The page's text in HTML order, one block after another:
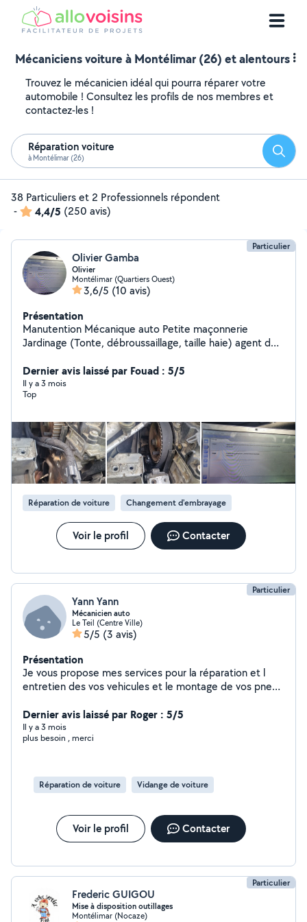
Mécaniciens voiture à Montélimar (26) et alentours
Trouvez le mécanicien idéal qui pourra réparer votre
automobile ! Consultez les profils de nos membres et
contactez-les !
Réparation voiture
à Montélimar (26)
38 Particuliers et 2 Professionnels répondent
-
4,4/5 (250 avis)
Particulier
Olivier Gamba
Olivier
Montélimar (Quartiers Ouest)
3,6/5 (10 avis)
Présentation
Manutention Mécanique auto Petite maçonnerie
Jardinage (Tonte, débroussaillage, taille haie) agent de
Dernier avis laissé par Fouad : 5/5
Il y a 3 mois
Top
Réparation de voiture Changement d'embrayage
Voir le profil Contacter
Particulier
Yann Yann
Mécanicien auto
Le Teil (Centre Ville)
5/5 (3 avis)
Présentation
Je vous propose mes services pour la réparation et l
entretien des vos vehicules et le montage de vos pneus
Dernier avis laissé par Roger : 5/5
Il y a 3 mois
plus besoin , merci
Réparation de voiture Vidange de voiture
Voir le profil Contacter
Particulier
Frederic GUIGOU
Mise à disposition outillages
Montélimar (Nocaze)